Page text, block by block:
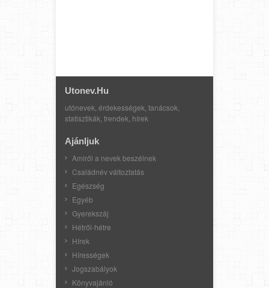
Utonev.hu
utónevek, érdekességek, tanácsok,
statisztikák, trendek, hírek
Ajánljuk
Amiről a nevek beszélnek
Családnév változtatás
Egészség
Egyéb
Gyerekszáj
Hétről-hétre
Hírek
Hírességek
Jogszabályok
Könyvajánló